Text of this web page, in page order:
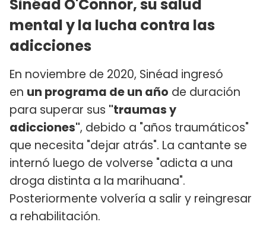
Sinéad O'Connor, su salud
mental y la lucha contra las
adicciones
En noviembre de 2020, Sinéad ingresó
en un programa de un año de duración
para superar sus "traumas y
adicciones", debido a "años traumáticos"
que necesita "dejar atrás". La cantante se
internó luego de volverse "adicta a una
droga distinta a la marihuana".
Posteriormente volvería a salir y reingresar
a rehabilitación.